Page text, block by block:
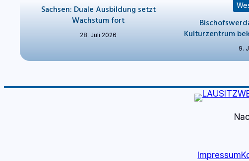
Sachsen: Duale Ausbildung setzt
Wachstum fort
28. Juli 2026
Kulturzentrum
9.
Impressum